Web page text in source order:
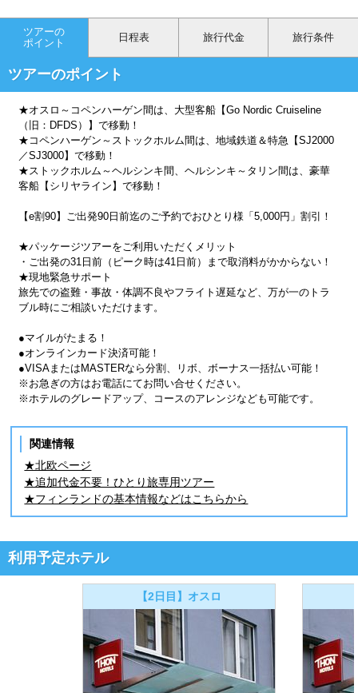
ツアーの
ポイント
日程表 旅行代金 旅行条件
ツアーのポイント
★オスロ～コペンハーゲン間は、大型客船【Go Nordic Cruiseline
（旧：DFDS）】で移動！
★コペンハーゲン～ストックホルム間は、地域鉄道＆特急【SJ2000
／SJ3000】で移動！
★ストックホルム～ヘルシンキ間、ヘルシンキ～タリン間は、豪華
客船【シリヤライン】で移動！
【e割90】ご出発90日前迄のご予約でおひとり様「5,000円」割引！
★パッケージツアーをご利用いただくメリット
・ご出発の31日前（ピーク時は41日前）まで取消料がかからない！
★現地緊急サポート
旅先での盗難・事故・体調不良やフライト遅延など、万が一のトラ
ブル時にご相談いただけます。
●マイルがたまる！
●オンラインカード決済可能！
●VISAまたはMASTERなら分割、リボ、ボーナス一括払い可能！
※お急ぎの方はお電話にてお問い合せください。
※ホテルのグレードアップ、コースのアレンジなども可能です。
関連情報
★北欧ページ
★追加代金不要！ひとり旅専用ツアー
★フィンランドの基本情報などはこちらから
利用予定ホテル
【2日目】オスロ